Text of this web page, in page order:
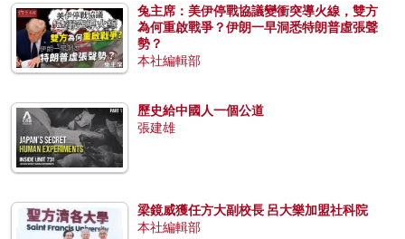
兔主席：美伊停戰協議變衝突導火線，雙方
為何重啟戰爭？伊朗一早洞悉特朗普虛張聲
勢？
本社編輯部
歷史給中國人一個公道
張建雄
梁鏡威獲任方大副校長 呂大樂加盟社科院
本社編輯部